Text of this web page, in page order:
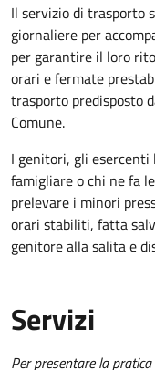
Il servizio di trasporto
giornaliere per
per garantire il loro
orari e fermate
trasporto predisposto
Comune.
I genitori, gli
famigliare o chi ne fa
prelevare i minori
orari stabiliti, fatta
genitore alla salita e
Servizi
Per presentare la